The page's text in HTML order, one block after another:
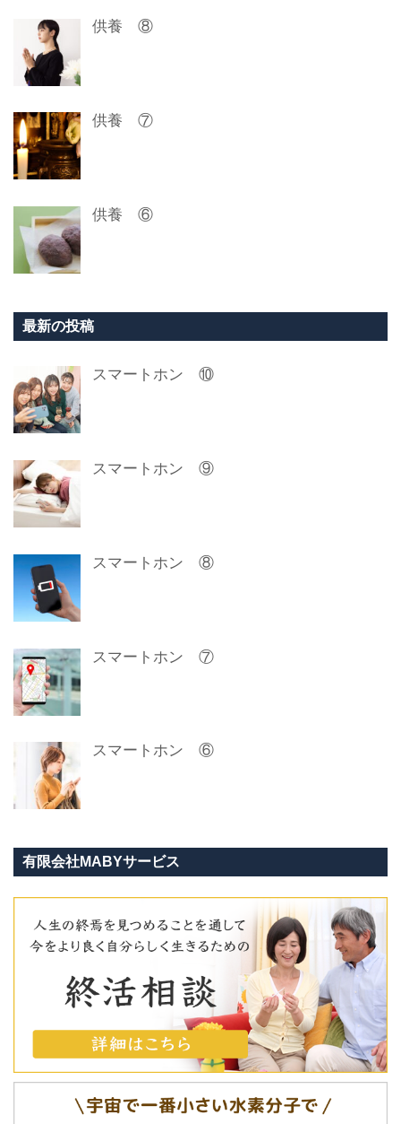
供養 ⑧
供養 ⑦
供養 ⑥
最新の投稿
スマートホン ⑩
スマートホン ⑨
スマートホン ⑧
スマートホン ⑦
スマートホン ⑥
有限会社MABYサービス